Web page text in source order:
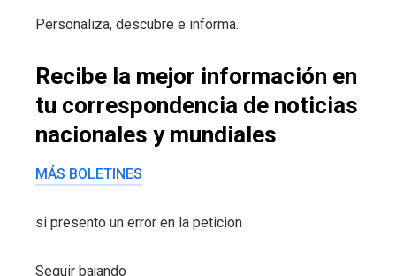
Personaliza, descubre e informa.
Recibe la mejor información en
tu correspondencia de noticias
nacionales y mundiales
MÁS BOLETINES
si presento un error en la peticion
Seguir bajando